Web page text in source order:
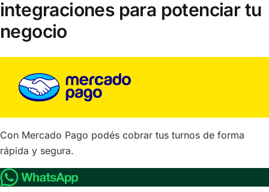
integraciones para potenciar tu
negocio
Con Mercado Pago podés cobrar tus turnos de forma
rápida y segura.